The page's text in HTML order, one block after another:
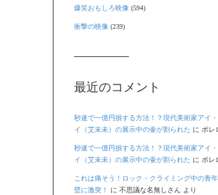
爆笑おもしろ映像 (594)
衝撃の映像 (239)
最近のコメント
秒速で一億円損する方法！？現代美術家アイ
イ（艾未未）の展示中の壷が割られた に ボレ
秒速で一億円損する方法！？現代美術家アイ
イ（艾未未）の展示中の壷が割られた に ボレ
これは痛そう！ロック・クライミング中の青
壁に激突！
に 不思議な名無しさん より